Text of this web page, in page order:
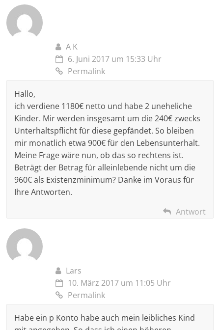
A K
6. Juni 2017 um 15:33 Uhr
Permalink
Hallo,
ich verdiene 1180€ netto und habe 2 uneheliche
Kinder. Mir werden insgesamt um die 240€ zwecks
Unterhaltspflicht für diese gepfändet. So bleiben
mir monatlich etwa 900€ für den Lebensunterhalt.
Meine Frage wäre nun, ob das so rechtens ist.
Beträgt der Betrag für alleinlebende nicht um die
960€ als Existenzminimum? Danke im Voraus für
Ihre Antworten.
Antwort
Lars
10. März 2017 um 11:05 Uhr
Permalink
Habe ein p Konto habe auch mein leibliches Kind